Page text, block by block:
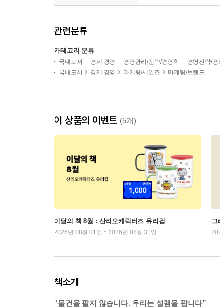
관련분류
카테고리 분류
국내도서 경제 경영 경영관리/전략/경영학
경영전략/경
국내도서
경제 경영 마케팅/세일즈 마케팅/브랜드
이 상품의 이벤트 (5개)
이달의 책 8월 : 산리오캐릭터즈 유리컵
2026년 08월 01일 ~ 2026년 08월 31일
그
책소개
“물건을 팔지 않습니다. 우리는 설렘을 팝니다”